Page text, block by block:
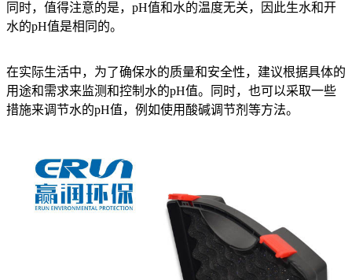
同时，值得注意的是，pH值和水的温度无关，因此生水和开
水的pH值是相同的。
在实际生活中，为了确保水的质量和安全性，建议根据具体的
用途和需求来监测和控制水的pH值。同时，也可以采取一些
措施来调节水的pH值，例如使用酸碱调节剂等方法。